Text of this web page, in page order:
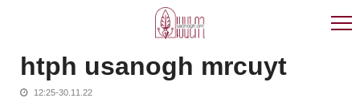
htph usanogh mrcuyt
12:25-30.11.22